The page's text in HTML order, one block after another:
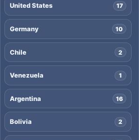
United States 17
Germany 10
Chile 2
Venezuela 1
Argentina 16
Bolivia 2